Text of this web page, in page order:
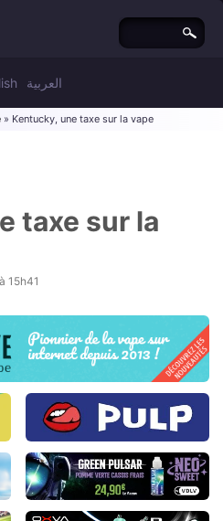
العربية
» Kentucky, une taxe sur la vape
taxe sur la
15h41